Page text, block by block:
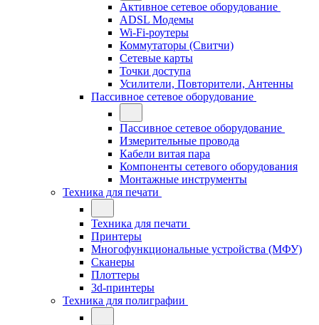
Активное сетевое оборудование
ADSL Модемы
Wi-Fi-роутеры
Коммутаторы (Свитчи)
Сетевые карты
Точки доступа
Усилители, Повторители, Антенны
Пассивное сетевое оборудование
Пассивное сетевое оборудование
Измерительные провода
Кабели витая пара
Компоненты сетевого оборудования
Монтажные инструменты
Техника для печати
Техника для печати
Принтеры
Многофункциональные устройства (МФУ)
Сканеры
Плоттеры
3d-принтеры
Техника для полиграфии